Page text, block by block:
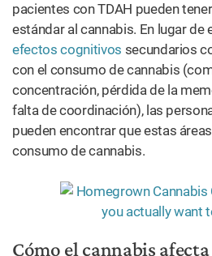
pacientes con TDAH pueden
estándar al cannabis. En lugar de
efectos cognitivos secundarios
con el consumo de cannabis
concentración, pérdida de la
falta de coordinación), las
pueden encontrar que estas
consumo de cannabis.
Cómo el cannabis